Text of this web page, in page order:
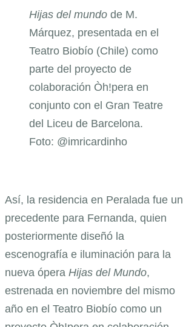
Hijas del mundo de M.
Márquez, presentada en el
Teatro Biobío (Chile) como
parte del proyecto de
colaboración Òh!pera en
conjunto con el Gran Teatre
del Liceu de Barcelona.
Foto: @imricardinho
Así, la residencia en Peralada fue un
precedente para Fernanda, quien
posteriormente diseñó la
escenografía e iluminación para la
nueva ópera Hijas del Mundo,
estrenada en noviembre del mismo
año en el Teatro Biobío como un